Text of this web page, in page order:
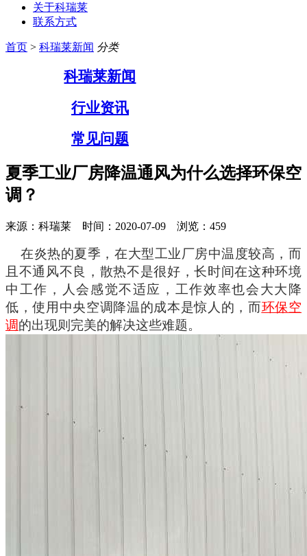
关于科瑞莱
联系方式
首页 > 科瑞莱新闻 分类
科瑞莱新闻
行业资讯
常见问题
夏季工业厂房降温通风为什么选择环保空
调？
来源：科瑞莱 时间：2020-07-09 浏览： 459
在炎热的夏季，在大型工业厂房中温度较高，而
且不通风不良，散热不是很好，长时间在这种环境
中工作，人会感觉不适应，工作效率也会大大降
低，使用中央空调降温的成本是惊人的，而环保空
调的出现则完美的解决这些难题。